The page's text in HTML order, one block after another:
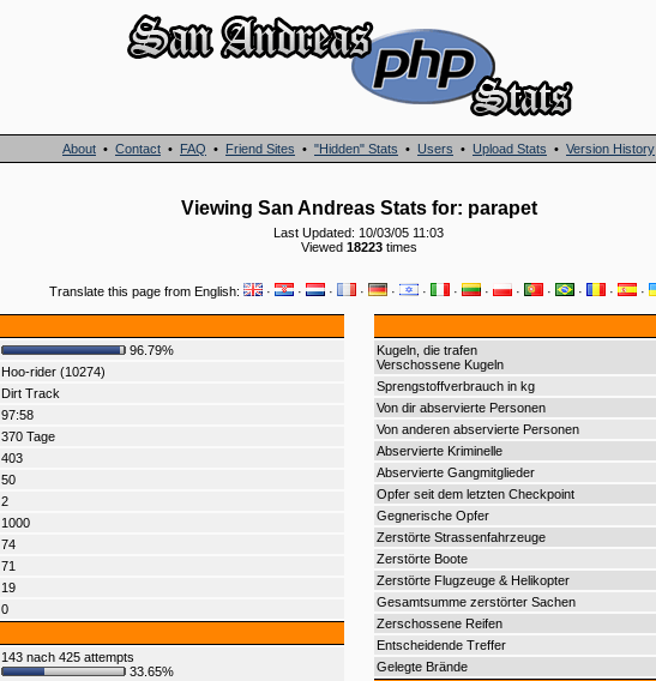
About • Contact • FAQ • Friend Sites • "Hidden" Stats • Users • Upload Stats • Version History
Viewing San Andreas Stats for: parapet
Last Updated: 10/03/05 11:03
Viewed 18223times
Translate this page from English: · · · · · · · · · · · · ·
96.79%
Hoo-rider (10274)
Dirt Track
97:58
370 Tage
403
50
2
1000
74
71
19
0
143 nach 425 attempts
33.65%
Kugeln, die trafen
Verschossene Kugeln
Sprengstoffverbrauch in kg
Von dir abservierte Personen
Von anderen abservierte Personen
Abservierte Kriminelle
Abservierte Gangmitglieder
Opfer seit dem letzten Checkpoint
Gegnerische Opfer
Zerstörte Strassenfahrzeuge
Zerstörte Boote
Zerstörte Flugzeuge & Helikopter
Gesamtsumme zerstörter Sachen
Zerschossene Reifen
Entscheidende Treffer
Gelegte Brände